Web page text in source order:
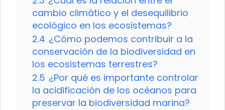
cambio climático y el desequilibrio
ecológico en los ecosistemas?
2.4 ¿Cómo podemos contribuir a la
conservación de la biodiversidad en
los ecosistemas terrestres?
2.5 ¿Por qué es importante controlar
la acidificación de los océanos para
preservar la biodiversidad marina?